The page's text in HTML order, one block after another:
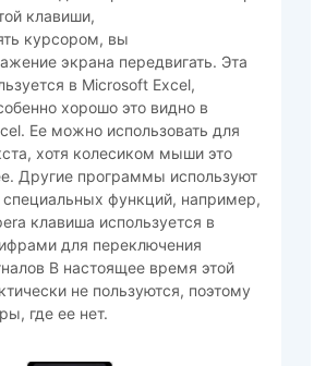
клавиши,
курсором, вы
экрана передвигать. Эта
в Microsoft Excel,
хорошо это видно в
Ее можно использовать для
хотя колесиком мыши это
Другие программы используют
специальных функций, например,
клавиша используется в
для переключения
В настоящее время этой
не пользуются, поэтому
где ее нет.